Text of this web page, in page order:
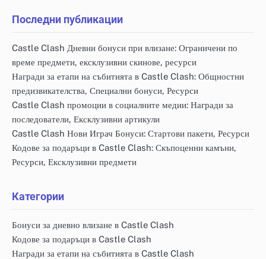
Последни публикации
Castle Clash Дневни бонуси при влизане: Ограничени по
време предмети, ексклузивни скинове, ресурси
Награди за етапи на събитията в Castle Clash: Общностни
предизвикателства, Специални бонуси, Ресурси
Castle Clash промоции в социалните медии: Награди за
последователи, Ексклузивни артикули
Castle Clash Нови Играч Бонуси: Стартови пакети, Ресурси
Кодове за подаръци в Castle Clash: Скъпоценни камъни,
Ресурси, Ексклузивни предмети
Категории
Бонуси за дневно влизане в Castle Clash
Кодове за подаръци в Castle Clash
Награди за етапи на събитията в Castle Clash